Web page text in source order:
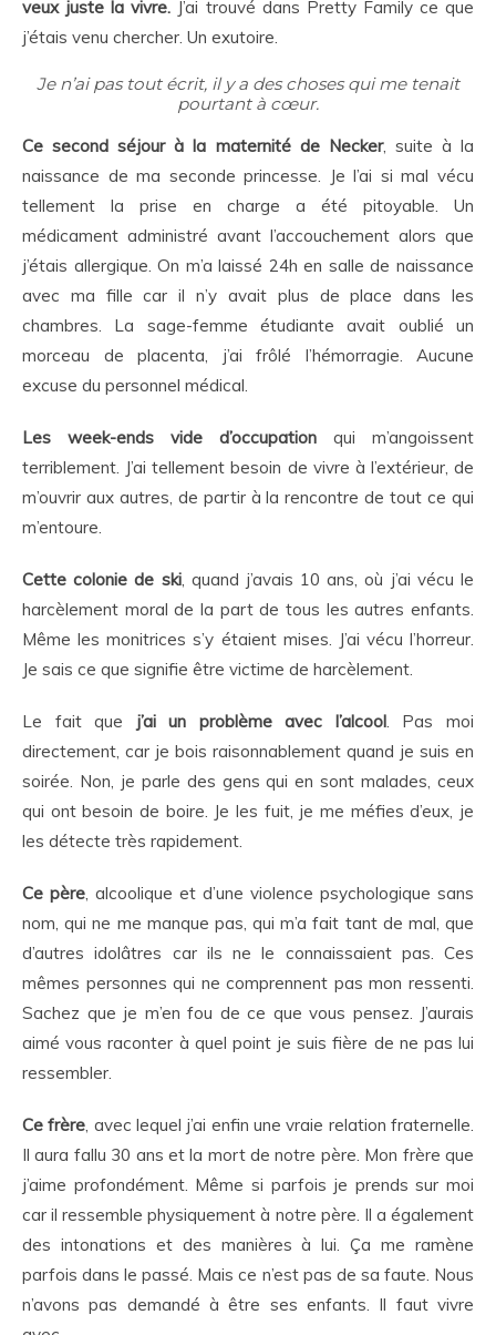
veux juste la vivre. J’ai trouvé dans Pretty Family ce que
j’étais venu chercher. Un exutoire.
Je n’ai pas tout écrit, il y a des choses qui me tenait
pourtant à cœur.
Ce second séjour à la maternité de Necker, suite à la
naissance de ma seconde princesse. Je l’ai si mal vécu
tellement la prise en charge a été pitoyable. Un
médicament administré avant l’accouchement alors que
j’étais allergique. On m’a laissé 24h en salle de naissance
avec ma fille car il n’y avait plus de place dans les
chambres. La sage-femme étudiante avait oublié un
morceau de placenta, j’ai frôlé l’hémorragie. Aucune
excuse du personnel médical.
Les week-ends vide d’occupation qui m’angoissent
terriblement. J’ai tellement besoin de vivre à l’extérieur, de
m’ouvrir aux autres, de partir à la rencontre de tout ce qui
m’entoure.
Cette colonie de ski, quand j’avais 10 ans, où j’ai vécu le
harcèlement moral de la part de tous les autres enfants.
Même les monitrices s’y étaient mises. J’ai vécu l’horreur.
Je sais ce que signifie être victime de harcèlement.
Le fait que j’ai un problème avec l’alcool. Pas moi
directement, car je bois raisonnablement quand je suis en
soirée. Non, je parle des gens qui en sont malades, ceux
qui ont besoin de boire. Je les fuit, je me méfies d’eux, je
les détecte très rapidement.
Ce père, alcoolique et d’une violence psychologique sans
nom, qui ne me manque pas, qui m’a fait tant de mal, que
d’autres idolâtres car ils ne le connaissaient pas. Ces
mêmes personnes qui ne comprennent pas mon ressenti.
Sachez que je m’en fou de ce que vous pensez. J’aurais
aimé vous raconter à quel point je suis fière de ne pas lui
ressembler.
Ce frère, avec lequel j’ai enfin une vraie relation fraternelle.
Il aura fallu 30 ans et la mort de notre père. Mon frère que
j’aime profondément. Même si parfois je prends sur moi
car il ressemble physiquement à notre père. Il a également
des intonations et des manières à lui. Ça me ramène
parfois dans le passé. Mais ce n’est pas de sa faute. Nous
n’avons pas demandé à être ses enfants. Il faut vivre